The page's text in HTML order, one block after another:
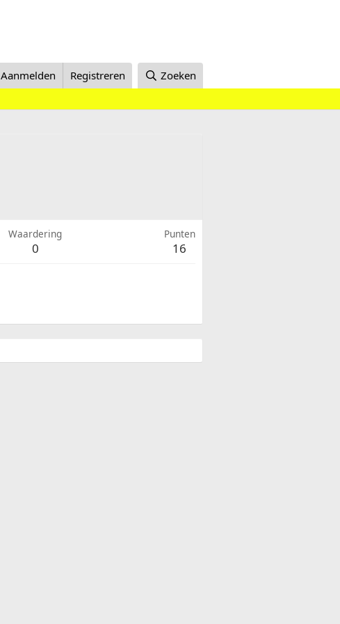
Aanmelden Registreren Zoeken
Waardering
0
Punten
16